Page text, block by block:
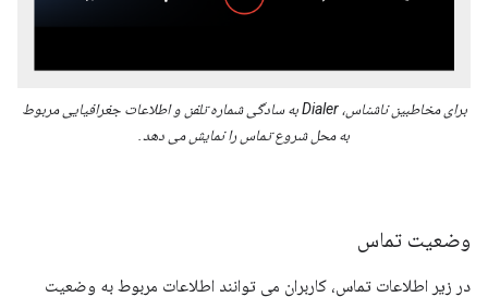
برای مخاطبین ناشناس، Dialer به سادگی شماره تلفن و اطلاعات جغرافیایی مربوط
به محل شروع تماس را نمایش می دهد.
وضعیت تماس
در زیر اطلاعات تماس، کاربران می توانند اطلاعات مربوط به وضعیت